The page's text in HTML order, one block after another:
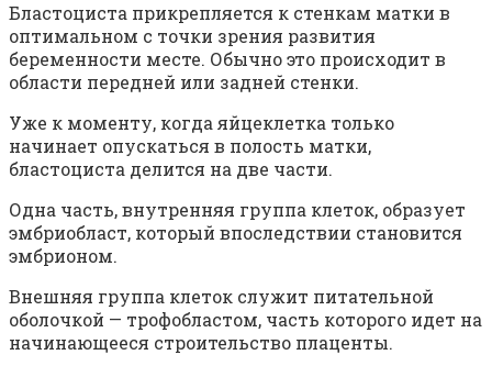
Бластоциста прикрепляется к стенкам матки в
оптимальном с точки зрения развития
беременности месте. Обычно это происходит в
области передней или задней стенки.
Уже к моменту, когда яйцеклетка только
начинает опускаться в полость матки,
бластоциста делится на две части.
Одна часть, внутренняя группа клеток, образует
эмбриобласт, который впоследствии становится
эмбрионом.
Внешняя группа клеток служит питательной
оболочкой — трофобластом, часть которого идет на
начинающееся строительство плаценты.